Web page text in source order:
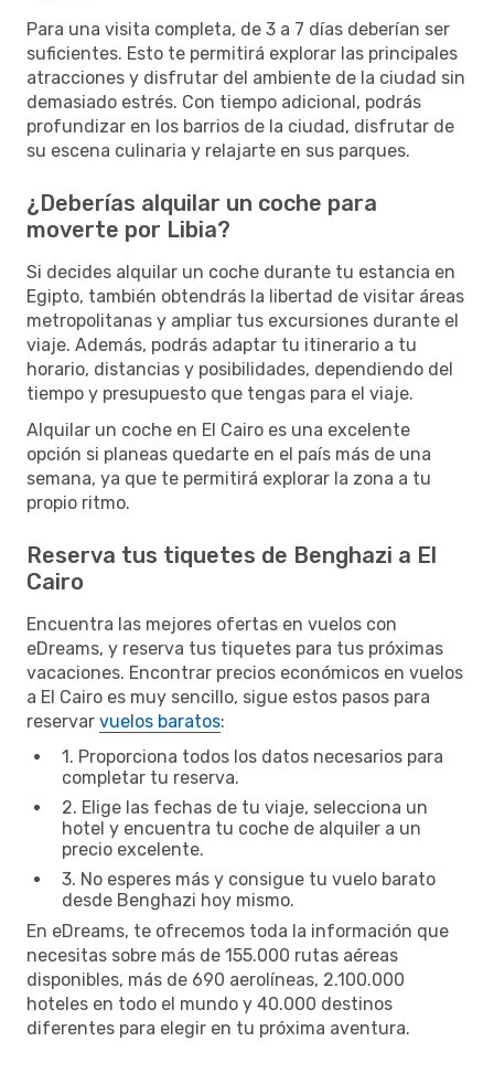
Para una visita completa, de 3 a 7 días deberían ser
suficientes. Esto te permitirá explorar las principales
atracciones y disfrutar del ambiente de la ciudad sin
demasiado estrés. Con tiempo adicional, podrás
profundizar en los barrios de la ciudad, disfrutar de
su escena culinaria y relajarte en sus parques.
¿Deberías alquilar un coche para
moverte por Libia?
Si decides alquilar un coche durante tu estancia en
Egipto, también obtendrás la libertad de visitar áreas
metropolitanas y ampliar tus excursiones durante el
viaje. Además, podrás adaptar tu itinerario a tu
horario, distancias y posibilidades, dependiendo del
tiempo y presupuesto que tengas para el viaje.
Alquilar un coche en El Cairo es una excelente
opción si planeas quedarte en el país más de una
semana, ya que te permitirá explorar la zona a tu
propio ritmo.
Reserva tus tiquetes de Benghazi a El
Cairo
Encuentra las mejores ofertas en vuelos con
eDreams, y reserva tus tiquetes para tus próximas
vacaciones. Encontrar precios económicos en vuelos
a El Cairo es muy sencillo, sigue estos pasos para
reservar vuelos baratos:
1. Proporciona todos los datos necesarios para
completar tu reserva.
2. Elige las fechas de tu viaje, selecciona un
hotel y encuentra tu coche de alquiler a un
precio excelente.
3. No esperes más y consigue tu vuelo barato
desde Benghazi hoy mismo.
En eDreams, te ofrecemos toda la información que
necesitas sobre más de 155.000 rutas aéreas
disponibles, más de 690 aerolíneas, 2.100.000
hoteles en todo el mundo y 40.000 destinos
diferentes para elegir en tu próxima aventura.